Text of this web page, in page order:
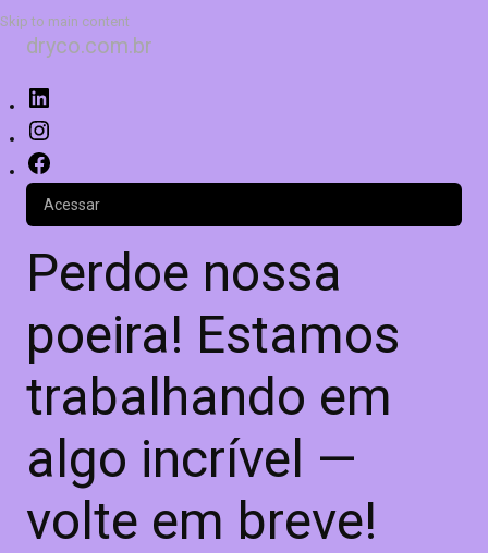
Skip to main content
dryco.com.br
Acessar
Perdoe nossa
poeira! Estamos
trabalhando em
algo incrível —
volte em breve!